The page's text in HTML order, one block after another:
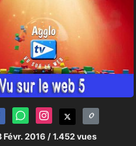
Févr. 2016 / 1.452 vues